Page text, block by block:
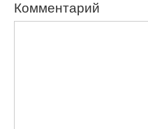
Комментарий